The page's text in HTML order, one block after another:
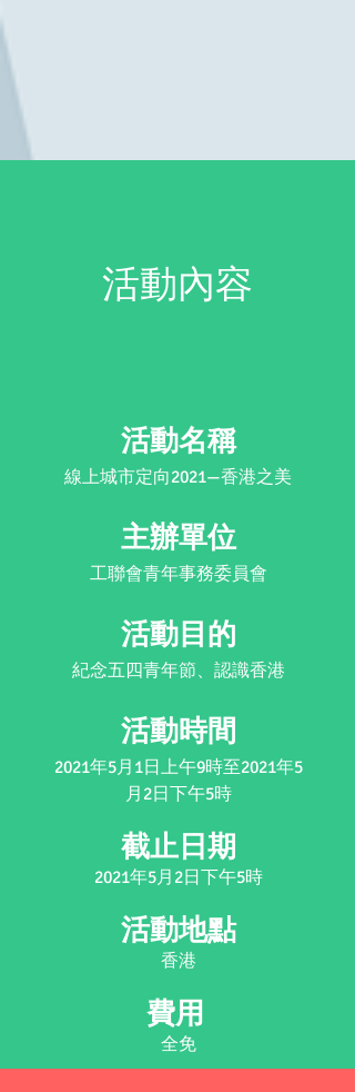
​活動內容
活動名稱
線上城市定向2021—香港之美
主辦單位
工聯會青年事務委員會
活動目的
紀念五四青年節、認識香港
活動時間
2021年5月1日上午9時至2021年5
月2日下午5時
截止日期​
2021年5月2日下午5時
活動地點
香港
​費用
​全免